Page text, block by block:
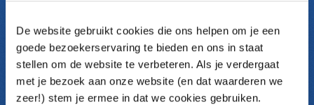
De website gebruikt cookies die ons helpen om je een
goede bezoekerservaring te bieden en ons in staat
stellen om de website te verbeteren. Als je verdergaat
met je bezoek aan onze website (en dat waarderen we
zeer!) stem je ermee in dat we cookies gebruiken.
Medewerkersonderzoek
Medewerkerstevredenheid (MTO)
Themaonderzoek